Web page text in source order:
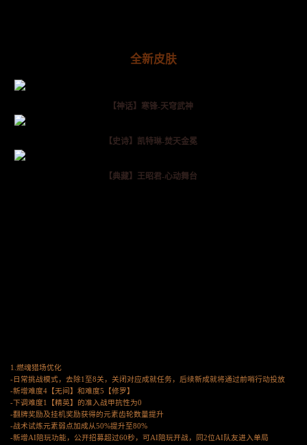
全新皮肤
【神话】寒锋-天穹武神
【史诗】凯特琳-焚天金冕
【典藏】王昭君-心动舞台
1.燃魂猎场优化
-日常挑战模式，去除1至8关，关闭对应成就任务，后续新成就将通过前哨行动投放
-新增难度4【无间】和难度5【修罗】
-下调难度1【精英】的准入战甲抗性为0
-翻牌奖励及挂机奖励获得的元素齿轮数量提升
-战术试炼元素弱点加成从50%提升至80%
-新增AI陪玩功能，公开招募超过60秒，可AI陪玩开战，同2位AI队友进入单局